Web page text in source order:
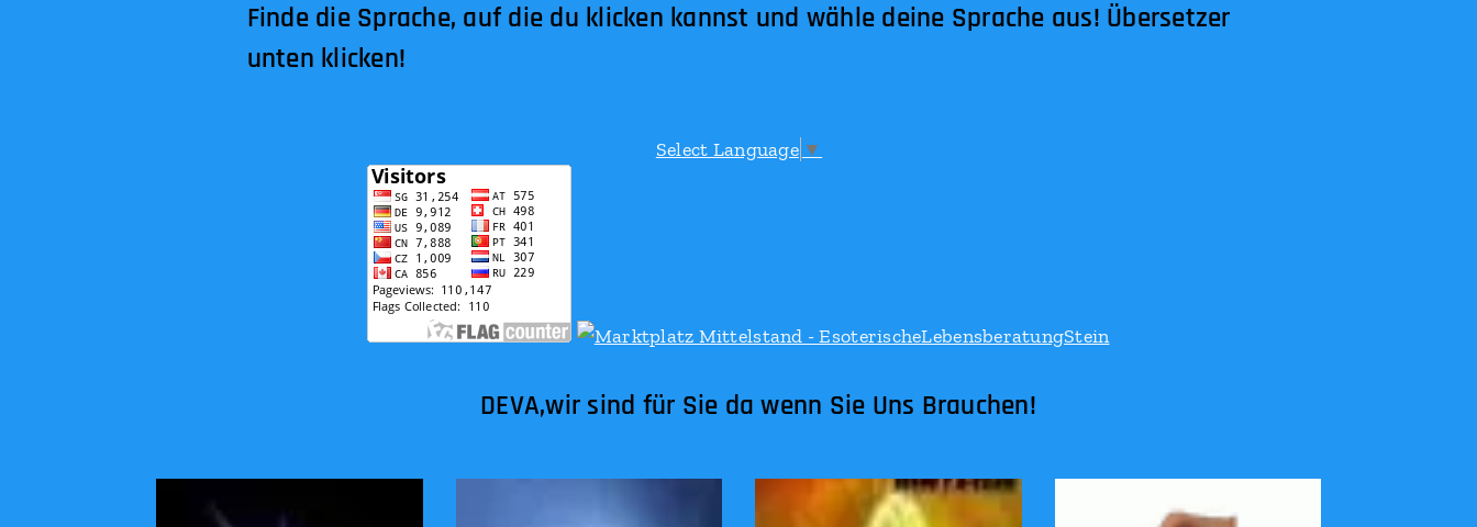
Finde die Sprache, auf die du klicken kannst und wähle deine Sprache aus! Übersetzer
unten klicken!
Select Language ▼
DEVA,wir sind für Sie da wenn Sie Uns Brauchen!